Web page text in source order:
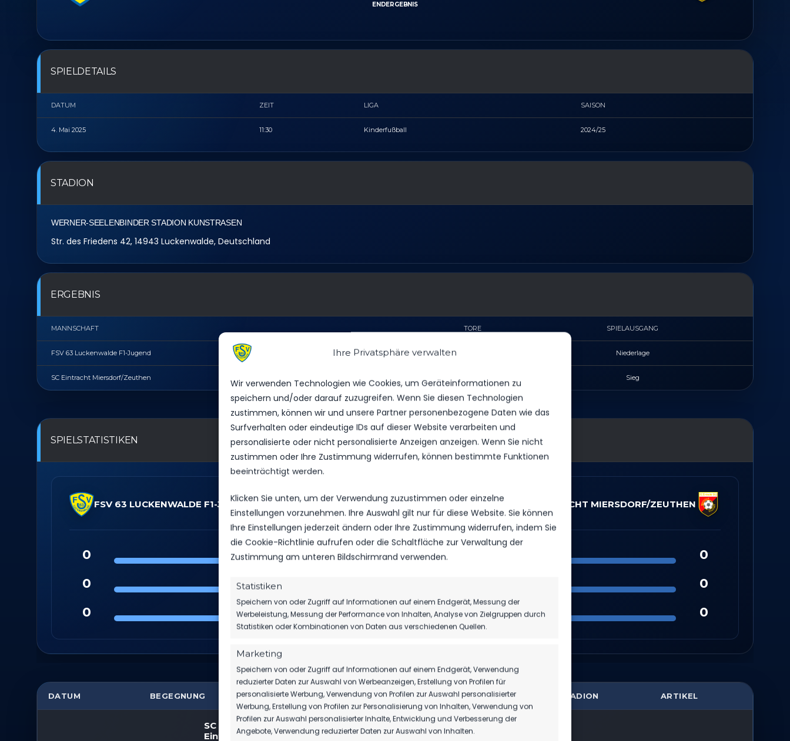
Ihre Privatsphäre verwalten
Wir verwenden Technologien wie Cookies, um Geräteinformationen zu
speichern und/oder darauf zuzugreifen. Wenn Sie diesen Technologien
zustimmen, können wir und unsere Partner personenbezogene Daten wie das
Surfverhalten oder eindeutige IDs auf dieser Website verarbeiten und
personalisierte oder nicht personalisierte Anzeigen anzeigen. Wenn Sie nicht
zustimmen oder Ihre Zustimmung widerrufen, können bestimmte Funktionen
beeinträchtigt werden.
Klicken Sie unten, um der Verwendung zuzustimmen oder einzelne
Einstellungen vorzunehmen. Ihre Auswahl gilt nur für diese Website. Sie können
Ihre Einstellungen jederzeit ändern oder Ihre Zustimmung widerrufen, indem Sie
die Cookie-Richtlinie aufrufen oder die Schaltfläche zur Verwaltung der
Zustimmung am unteren Bildschirmrand verwenden.
Statistiken
Speichern von oder Zugriff auf Informationen auf einem Endgerät, Messung der
Werbeleistung, Messung der Performance von Inhalten, Analyse von Zielgruppen durch
Statistiken oder Kombinationen von Daten aus verschiedenen Quellen.
Marketing
Speichern von oder Zugriff auf Informationen auf einem Endgerät, Verwendung
reduzierter Daten zur Auswahl von Werbeanzeigen, Erstellung von Profilen für
personalisierte Werbung, Verwendung von Profilen zur Auswahl personalisierter
Werbung, Erstellung von Profilen zur Personalisierung von Inhalten, Verwendung von
Profilen zur Auswahl personalisierter Inhalte, Entwicklung und Verbesserung der
Angebote, Verwendung reduzierter Daten zur Auswahl von Inhalten.
ENDERGEBNIS
SPIELDETAILS
DATUM ZEIT LIGA SAISON
4. Mai 2025 11:30 Kinderfußball 2024/25
STADION
WERNER-SEELENBINDER STADION KUNSTRASEN
Str. des Friedens 42, 14943 Luckenwalde, Deutschland
ERGEBNIS
MANNSCHAFT TORE SPIELAUSGANG
FSV 63 Luckenwalde F1-Jugend Niederlage
SC Eintracht Miersdorf/​Zeuthen Sieg
SPIELSTATISTIKEN
FSV 63 LUCKENWALDE F1-JUGEND VS. SC EINTRACHT MIERSDORF/​ZEUTHEN
0
0
0
0
0
ROTE KARTEN 0
DATUM BEGEGNUNG ERGEBNIS WETTBEWERB SAISON STADION ARTIKEL
SC
Eintracht